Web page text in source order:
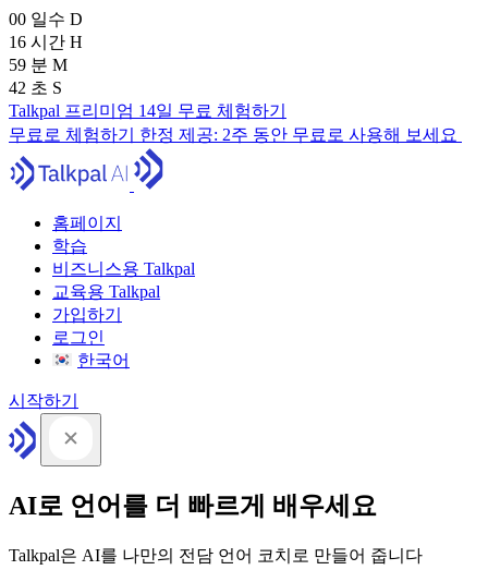
00 일수 D
16 시간 H
59 분 M
41 초 S
Talkpal 프리미엄 14일 무료 체험하기
무료로 체험하기 한정 제공: 2주 동안 무료로 사용해 보세요
홈페이지
학습
비즈니스용 Talkpal
교육용 Talkpal
가입하기
로그인
한국어
시작하기
AI로 언어를 더 빠르게 배우세요
Talkpal은 AI를 나만의 전담 언어 코치로 만들어 줍니다